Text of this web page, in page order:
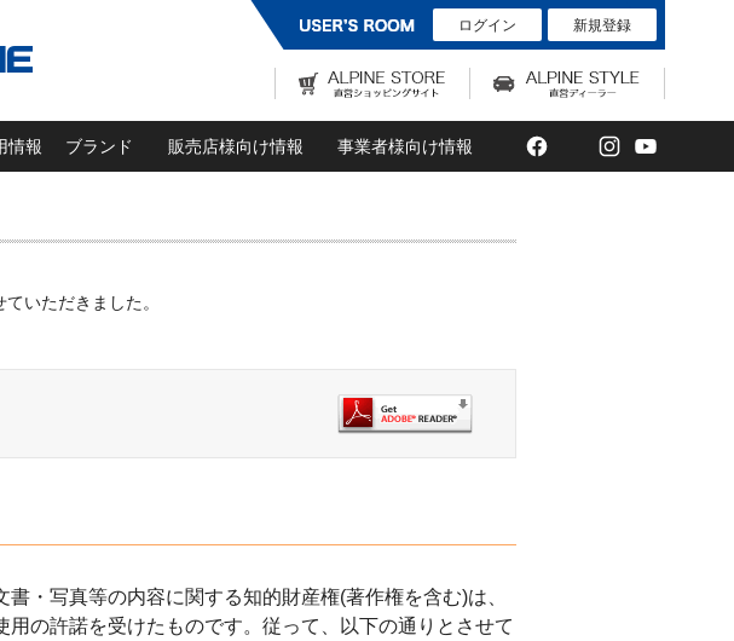
ログイン 新規登録
情報 ブランド 販売店様向け情報 事業者様向け情報 Facebook
TwitterInstagram
いただきました。
・写真等の内容に関する知的財産権(著作権を含む)は、
の許諾を受けたものです。従って、以下の通りとさせて